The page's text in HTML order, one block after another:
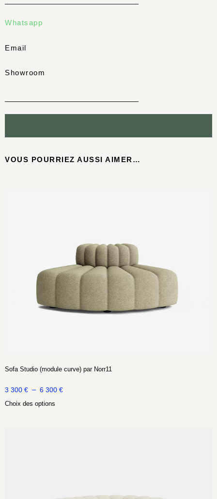
Whatsapp
Email
Showroom
VOUS POURRIEZ AUSSI AIMER…
Sofa Studio (module curve) par Norr11
3 300 € – 6 300 €
Choix des options